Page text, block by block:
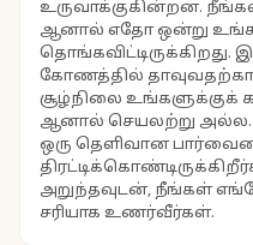
உருவாக்குகின்றன.
ஆனால் எதோ ஒன்று
கோணத்தில்
சூழ்நிலை உங்களுக்குக்
ஆனால் செயலற்று அல்ல.
ஒரு தெளிவான
அறுந்தவுடன், நீங்கள்
சரியாக உணர்வீர்கள்.